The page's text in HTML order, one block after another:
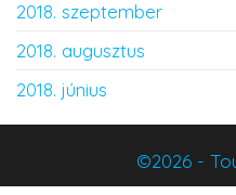
2018. szeptember
2018. augusztus
2018. június
©2026 -